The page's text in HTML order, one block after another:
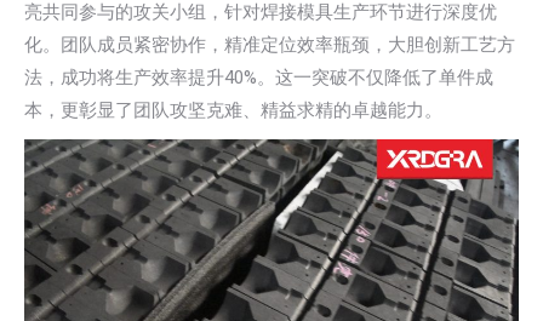
亮共同参与的攻关小组，针对焊接模具生产环节进行深度优
化。团队成员紧密协作，精准定位效率瓶颈，大胆创新工艺方
法，成功将生产效率提升40%。这一突破不仅降低了单件成
本，更彰显了团队攻坚克难、精益求精的卓越能力。